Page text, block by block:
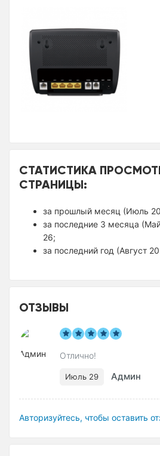
СТАТИСТИКА
СТРАНИЦЫ:
за прошлый месяц (Июль
за последние 3 месяца
26;
за последний год (Август
ОТЗЫВЫ
Отлично!
Июль 29 Админ
Авторизуйтесь, чтобы оставить